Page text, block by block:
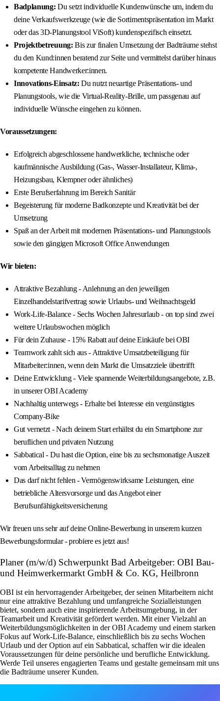
Badplanung: Du setzt individuelle Kundenwünsche um, indem du
deine Verkaufswerkzeuge (wie die Sortimentspräsentation im Markt
oder das 3D-Planungstool ViSoft) kundenspezifisch einsetzt.
Projektbetreuung: Bis zur finalen Umsetzung der Badträume stehst
du den Kund:innen beratend zur Seite und vermittelst darüber hinaus
kompetente Handwerker:innen.
Innovations-Einsatz: Du nutzt neuartige Präsentations- und
Planungstools, wie die Virtual-Reality-Brille, um passgenau auf
individuelle Wünsche eingehen zu können.
Voraussetzungen:
Erfolgreich abgeschlossene handwerkliche, technische oder
kaufmännische Ausbildung (Gas-, Wasser-Installateur, Klima-,
Heizungsbau, Klempner oder ähnliches)
Erste Berufserfahrung im Bereich Sanitär
Begeisterung für moderne Badkonzepte und Kreativität bei der
Umsetzung
Spaß an der Arbeit mit modernen Präsentations- und Planungstools
sowie den gängigen Microsoft Office Anwendungen
Wir bieten:
Attraktive Bezahlung - Anlehnung an den jeweiligen
Einzelhandelstarifvertrag sowie Urlaubs- und Weihnachtsgeld
Work-Life-Balance - Sechs Wochen Jahresurlaub - on top sind zwei
weitere Urlaubswochen möglich
Für dein Zuhause - 15% Rabatt auf deine Einkäufe bei OBI
Teamwork zahlt sich aus - Attraktive Umsatzbeteiligung für
Mitarbeiter:innen, wenn dein Markt die Umsatzziele übertrifft
Deine Entwicklung - Viele spannende Weiterbildungsangebote, z.B.
in unserer OBI Academy
Nachhaltig unterwegs - Erhalte bei Interesse ein vergünstigtes
Company-Bike
Gut vernetzt - Nach deinem Start erhältst du ein Smartphone zur
beruflichen und privaten Nutzung
Sabbatical - Du hast die Option, eine bis zu sechsmonatige Auszeit
vom Arbeitsalltag zu nehmen
Das darf nicht fehlen - Vermögenswirksame Leistungen, eine
betriebliche Altersvorsorge und das Angebot einer
Berufsunfähigkeitsversicherung
Wir freuen uns sehr auf deine Online-Bewerbung in unserem kurzen
Bewerbungsformular - probiere es jetzt aus!
Planer (m/w/d) Schwerpunkt Bad Arbeitgeber: OBI Bau-
und Heimwerkermarkt GmbH & Co. KG, Heilbronn
OBI ist ein hervorragender Arbeitgeber, der seinen Mitarbeitern nicht
nur eine attraktive Bezahlung und umfangreiche Sozialleistungen
bietet, sondern auch eine inspirierende Arbeitsumgebung, in der
Teamarbeit und Kreativität gefördert werden. Mit einer Vielzahl an
Weiterbildungsmöglichkeiten in der OBI Academy und einem starken
Fokus auf Work-Life-Balance, einschließlich bis zu sechs Wochen
Urlaub und der Option auf ein Sabbatical, schaffen wir die idealen
Voraussetzungen für deine persönliche und berufliche Entwicklung.
Werde Teil unseres engagierten Teams und gestalte gemeinsam mit uns
die Badträume unserer Kunden.